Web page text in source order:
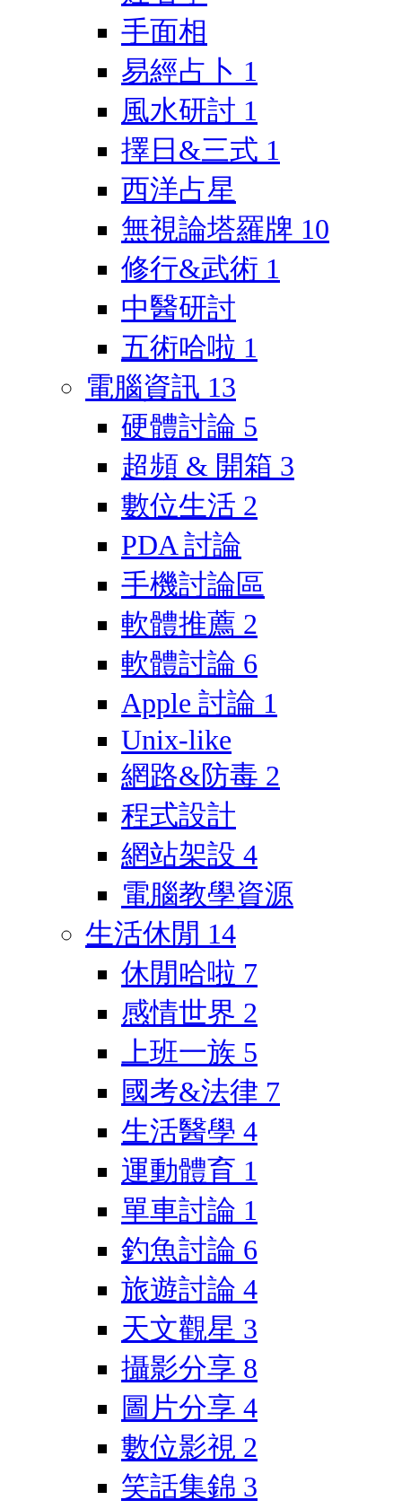
手面相
易經占卜 1
風水研討 1
擇日&三式 1
西洋占星
無視論塔羅牌 10
修行&武術 1
中醫研討
五術哈啦 1
電腦資訊 13
硬體討論 5
超頻 & 開箱 3
數位生活 2
PDA 討論
手機討論區
軟體推薦 2
軟體討論 6
Apple 討論 1
Unix-like
網路&防毒 2
程式設計
網站架設 4
電腦教學資源
生活休閒 14
休閒哈啦 7
感情世界 2
上班一族 5
國考&法律 7
生活醫學 4
運動體育 1
單車討論 1
釣魚討論 6
旅遊討論 4
天文觀星 3
攝影分享 8
圖片分享 4
數位影視 2
笑話集錦 3